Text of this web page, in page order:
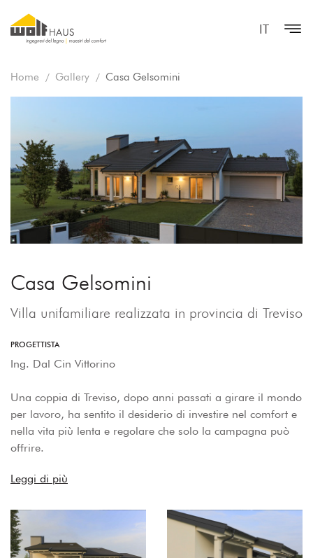
IT
Home Gallery Casa Gelsomini
Casa Gelsomini
Villa unifamiliare realizzata in provincia di Treviso
PROGETTISTA
Ing. Dal Cin Vittorino
Una coppia di Treviso, dopo anni passati a girare il mondo
per lavoro, ha sentito il desiderio di investire nel comfort e
nella vita più lenta e regolare che solo la campagna può
offrire.
Leggi di più